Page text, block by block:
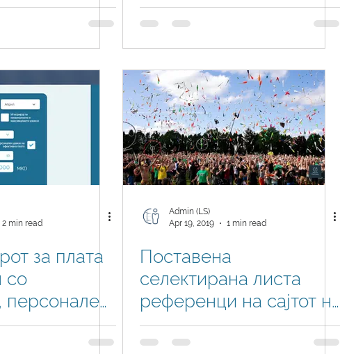
Microsoft Dynamics
NAV
2 min read
за плата
со
Admin (LS)
Apr 19, 2019
1 min read
Поставена
селектирана листа
референци на сајтот на
Логин Системи